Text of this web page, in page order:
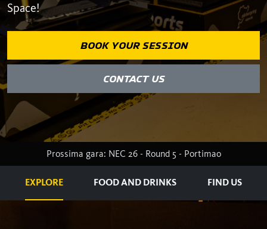
Space!
BOOK YOUR SESSION
CONTACT US
Prossima gara: NEC 26 - Round 5 - Portimao
EXPLORE FOOD AND DRINKS FIND US